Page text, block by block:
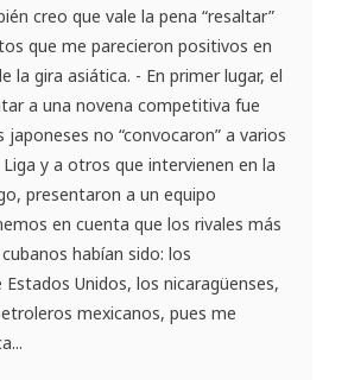
creo que vale la pena “resaltar”
que me parecieron positivos en
la gira asiática. - En primer lugar, el
a una novena competitiva fue
japoneses no “convocaron” a varios
y a otros que intervienen en la
presentaron a un equipo
en cuenta que los rivales más
habían sido: los
Unidos, los nicaragüenses,
mexicanos, pues me